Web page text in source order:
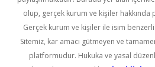
olup, gerçek kurum ve kişiler hakkında
Gerçek kurum ve kişiler ile isim
Sitemiz, kar amacı gütmeyen ve
platformudur. Hukuka ve yasal